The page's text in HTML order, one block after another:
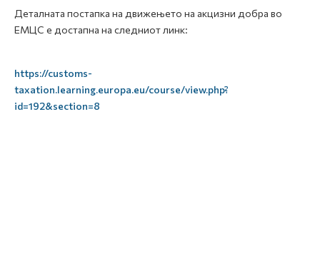
Деталната постапка на движењето на акцизни добра во
ЕМЦС е достапна на следниот линк:
https://customs-
taxation.learning.europa.eu/course/view.php?
id=192&section=8